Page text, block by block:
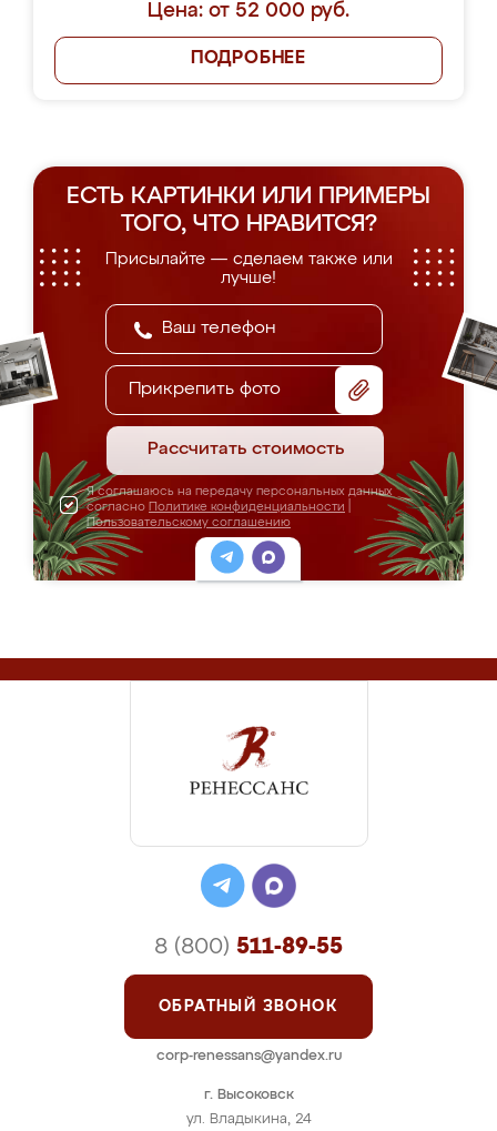
Цена: от 52 000 руб.
ПОДРОБНЕЕ
ЕСТЬ КАРТИНКИ ИЛИ ПРИМЕРЫ
ТОГО, ЧТО НРАВИТСЯ?
Присылайте — сделаем также или
лучше!
Прикрепить фото
Рассчитать стоимость
Я соглашаюсь на передачу персональных данных
согласно Политике конфиденциальности
Пользовательскому соглашению
г. Высоковск
ул. Владыкина, 24
8 (800) 511-89-55
ОБРАТНЫЙ ЗВОНОК
corp-renessans@yandex.ru